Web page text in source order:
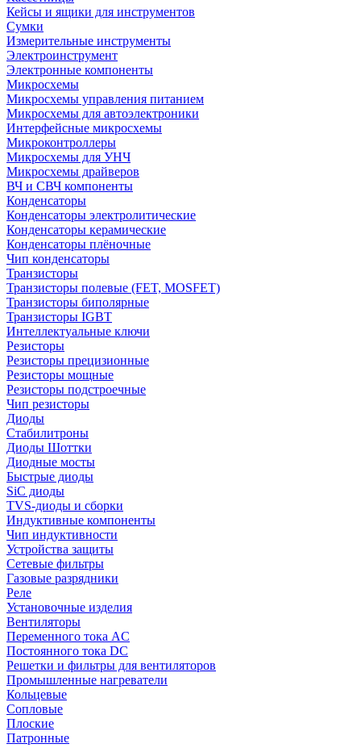
Кейсы и ящики для инструментов
Сумки
Измерительные инструменты
Электроинструмент
Электронные компоненты
Микросхемы
Микросхемы управления питанием
Микросхемы для автоэлектроники
Интерфейсные микросхемы
Микроконтроллеры
Микросхемы для УНЧ
Микросхемы драйверов
ВЧ и СВЧ компоненты
Конденсаторы
Конденсаторы электролитические
Конденсаторы керамические
Конденсаторы плёночные
Чип конденсаторы
Транзисторы
Транзисторы полевые (FET, MOSFET)
Транзисторы биполярные
Транзисторы IGBT
Интеллектуальные ключи
Резисторы
Резисторы прецизионные
Резисторы мощные
Резисторы подстроечные
Чип резисторы
Диоды
Стабилитроны
Диоды Шоттки
Диодные мосты
Быстрые диоды
SiC диоды
TVS-диоды и сборки
Индуктивные компоненты
Чип индуктивности
Устройства защиты
Сетевые фильтры
Газовые разрядники
Реле
Установочные изделия
Вентиляторы
Переменного тока AC
Постоянного тока DC
Решетки и фильтры для вентиляторов
Промышленные нагреватели
Кольцевые
Сопловые
Плоские
Патронные